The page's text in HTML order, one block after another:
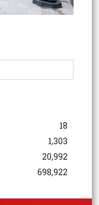
18
1,303
20,992
698,922